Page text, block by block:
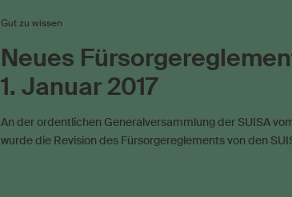
Gut zu wissen
Neues
1. Januar 2017
An der ordentlichen Generalversammlung der SUISA
wurde die Revision des Fürsorgereglements von den